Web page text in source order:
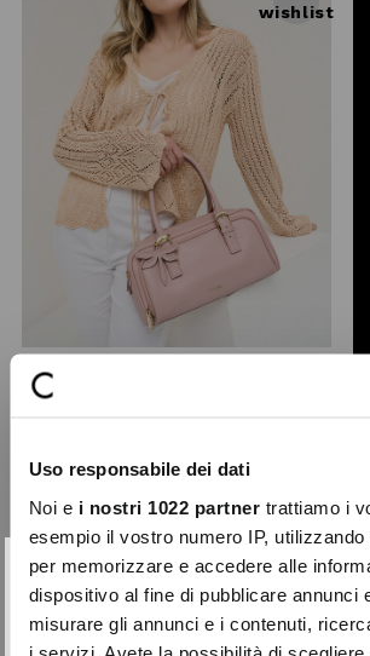
Uso responsabile dei dati
Noi e i nostri 1022 partnertrattiamo i
esempio il vostro numero IP,
per memorizzare e accedere alle
dispositivo al fine di pubblicare annunci
misurare gli annunci e i contenuti,
i servizi. Avete la possibilità di
wishlist
satchel charms at first sight with its
romantic dragonfly faux ...
reduced
from
€79.00 to €23.70
-50%SUBSCRIBE TO
NEWSLETTER